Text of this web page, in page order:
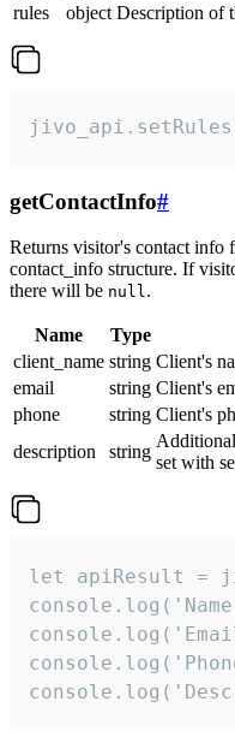
rules
object Description of
getContactInfo#
Returns visitor's contact info
contact_info structure. If
there will be null.
Name Type
client_name string Client's
email
string Client's
phone
string Client's
description
string
set with
let apiResult =